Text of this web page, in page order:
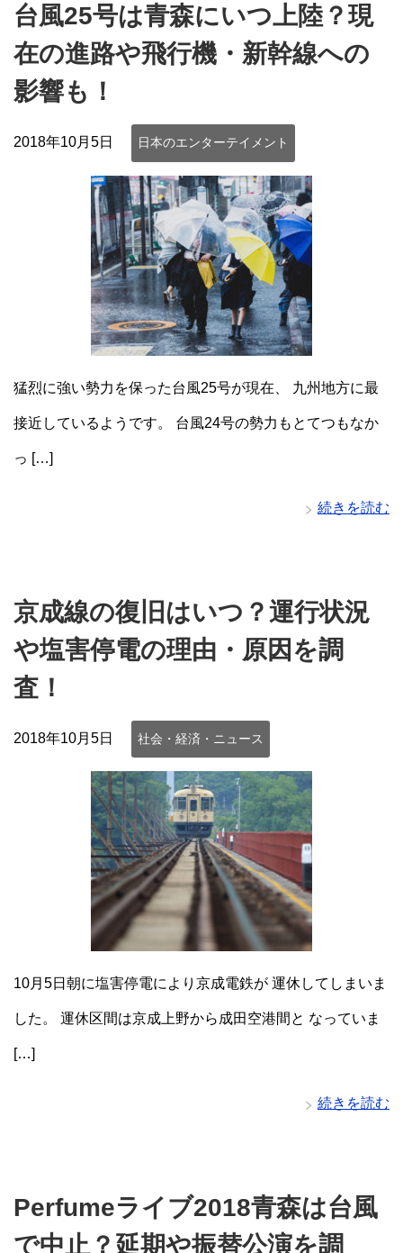
台風25号は青森にいつ上陸？現
在の進路や飛行機・新幹線への
影響も！
2018年10月5日 日本のエンターテイメント
猛烈に強い勢力を保った台風25号が現在、 九州地方に最
接近しているようです。 台風24号の勢力もとてつもなか
っ […]
続きを読む
京成線の復旧はいつ？運行状況
や塩害停電の理由・原因を調
査！
2018年10月5日 社会・経済・ニュース
10月5日朝に塩害停電により京成電鉄が 運休してしまいま
した。 運休区間は京成上野から成田空港間と なっていま
[…]
続きを読む
Perfumeライブ2018青森は台風
で中止？延期や振替公演を調